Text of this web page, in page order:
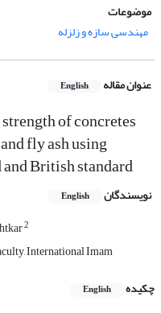
موضوعات
مهندسی سازه و زلزله
عنوان مقاله English
of concretes
fly ash using
British standard
نویسندگان English
2
International Imam
چکیده
English